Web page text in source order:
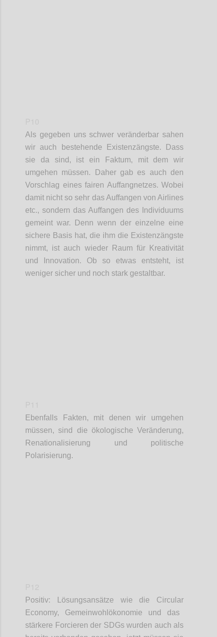
Als gegeben uns schwer veränderbar sahen
wir auch
bestehende Existenzängste. Dass
sie da sind, ist ein Faktum, mit dem wir
umgehen müssen. Daher gab es auch den
Vorschlag eines fairen Auffangnetzes. Wobei
damit nicht so sehr das Auffangen von Airlines
etc., sondern das Auffangen des Individuums
gemeint war. Denn wenn der einzelne eine
sichere Basis hat, die ihm die Existenzängste
nimmt, ist auch wieder Raum für Kreativität
und Innovation. Ob so etwas entsteht, ist
weniger sicher und noch stark gestaltbar.
Ebenfalls Fakten, mit denen wir umgehen
müssen, sind die ökologische Veränderung,
Renationalisierung und politische
Polarisierung.
Positiv: Lösungsansätze wie die Circular
Economy, Gemeinwohlökonomie und das
stärkere Forcieren der SDGs wurden auch als